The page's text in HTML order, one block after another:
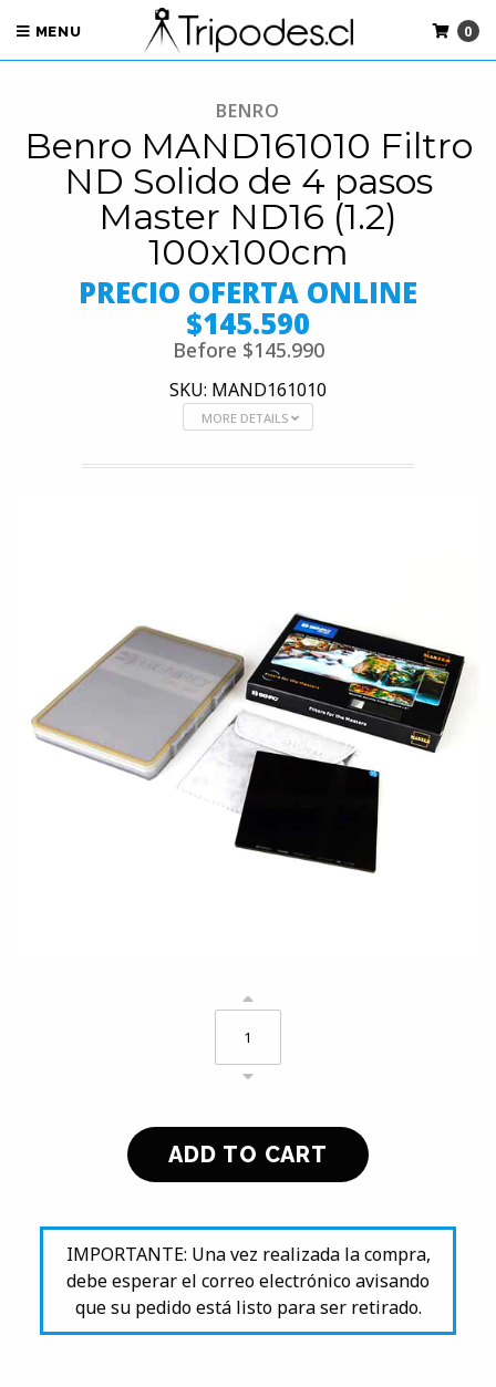
MENU 0
BENRO
Benro MAND161010 Filtro
ND Solido de 4 pasos
Master ND16 (1.2)
100x100cm
PRECIO OFERTA ONLINE
$145.590
Before $145.990
SKU: MAND161010
MORE DETAILS
IMPORTANTE: Una vez realizada la compra,
debe esperar el correo electrónico avisando
que su pedido está listo para ser retirado.